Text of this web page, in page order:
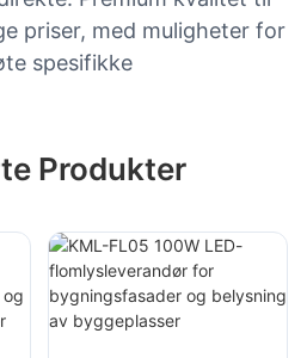
priser, med muligheter for
spesifikke
Produkter